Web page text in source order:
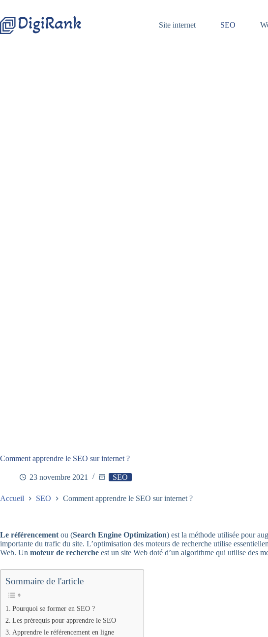
contenu
Site internet SEO
Comment apprendre le SEO sur internet ?
23 novembre 2021 SEO
Accueil SEO Comment apprendre le SEO sur internet ?
Le référencement ou (Search Engine Optimization) est la méthode utilisée pour
importante du trafic du site. L’optimisation des moteurs de recherche utilise
Web. Un moteur de recherche est un site Web doté d’un algorithme qui utilise des
Sommaire de l'article
Pourquoi se former en SEO ?
Les prérequis pour apprendre le SEO
Apprendre le référencement en ligne